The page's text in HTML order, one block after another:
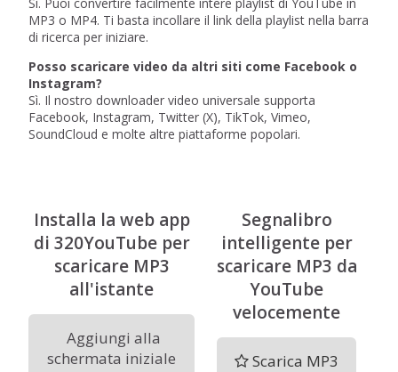
MP3 o MP4. Ti basta incollare il link della playlist nella barra
di ricerca per iniziare.
Posso scaricare video da altri siti come Facebook o
Instagram?
Sì. Il nostro downloader video universale supporta
Facebook, Instagram, Twitter (X), TikTok, Vimeo,
SoundCloud e molte altre piattaforme popolari.
Installa la web app
di 320YouTube per
scaricare MP3
all'istante
Aggiungi alla
schermata iniziale
Segnalibro
intelligente per
scaricare MP3 da
YouTube
velocemente
Scarica MP3